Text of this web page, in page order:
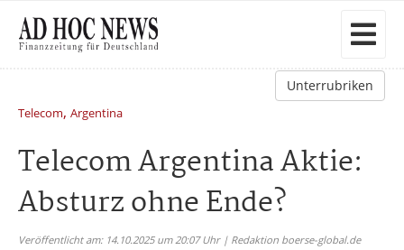
Unterrubriken
Telecom, Argentina
Telecom Argentina Aktie:
Absturz ohne Ende?
Veröffentlicht am: 14.10.2025 um 20:07 Uhr | Redaktion boerse-global.de